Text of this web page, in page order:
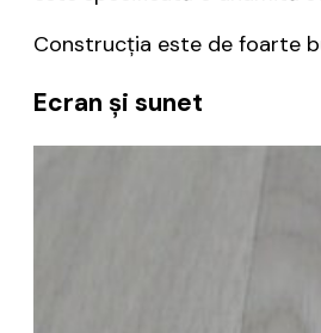
Construcția este de foarte
Ecran și sunet